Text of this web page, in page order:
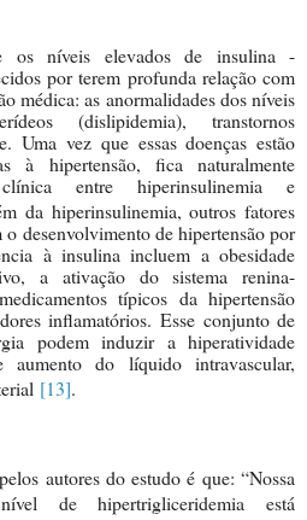
os níveis elevados de insulina -
por terem profunda relação com
médica: as anormalidades dos níveis
(dislipidemia), transtornos
Uma vez que essas doenças estão
à hipertensão, fica naturalmente
entre hiperinsulinemia e
da hiperinsulinemia, outros fatores
desenvolvimento de hipertensão por
à insulina incluem a obesidade
a ativação do sistema renina-
típicos da hipertensão
inflamatórios. Esse conjunto de
podem induzir a hiperatividade
aumento do líquido intravascular,
[13].
autores do estudo é que: “Nossa
de hipertrigliceridemia está